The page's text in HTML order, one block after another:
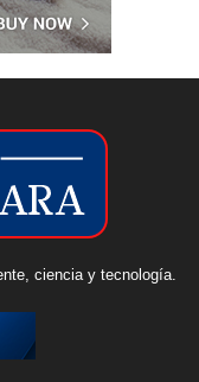
ciencia y tecnología.